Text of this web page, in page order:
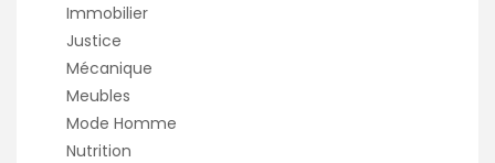
Immobilier
Justice
Mécanique
Meubles
Mode Homme
Nutrition